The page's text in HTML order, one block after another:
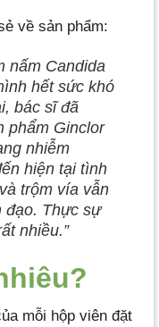
về sản phẩm:
nấm Candida
hết sức khó
bác sĩ đã
phẩm Ginclor
nhiễm
hiện tại tình
trộm vía vẫn
đạo. Thực sự
nhiều.”
mỗi hộp viên đặt